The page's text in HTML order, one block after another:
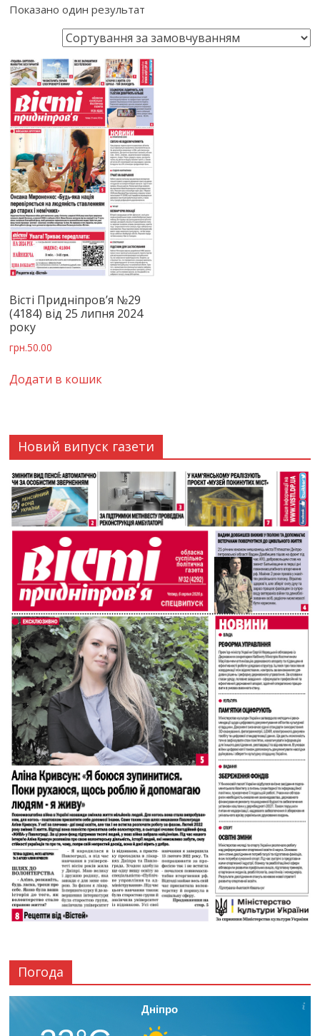
Показано один результат
Вісті Придніпров’я №29
(4184) від 25 липня 2024
року
грн.50.00
Додати в кошик
Новий випуск газети
Погода
Дніпро